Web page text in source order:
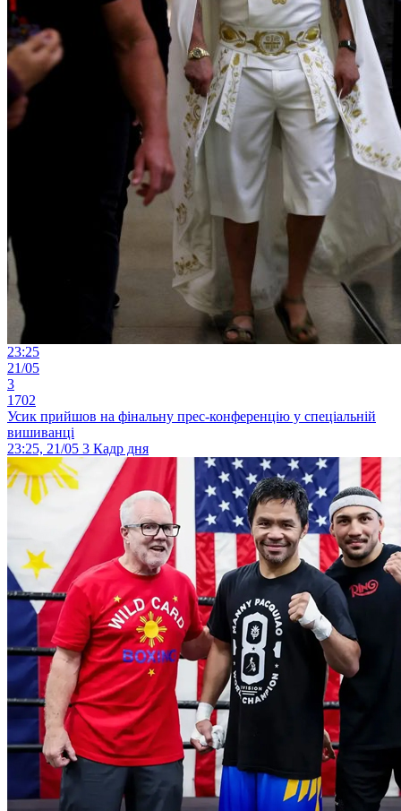
23:25
21/05
3
1702
Усик прийшов на фінальну прес-конференцію у спеціальній
вишиванці
23:25, 21/05 3 Кадр дня